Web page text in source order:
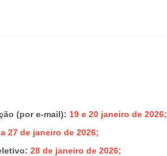
(por e-mail): 19 e 20 janeiro de 2026;
27 de janeiro de 2026;
28 de janeiro de 2026;